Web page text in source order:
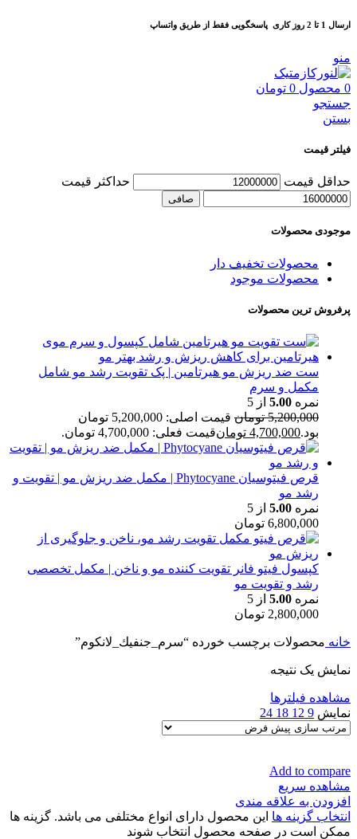
ارسال 1 تا 2 روز کاری پاسخگویی فقط از طریق واتساپ
منو
0 محصول 0 تومان
جستجو
بستن
فیلتر قیمت
حداقل قیمت حداكثر قيمت
صافی
موجودی محصولات
محصولات تخفیف دار
محصولات موجود
پرفروش ترین محصولات
ست ضد ریزش مو هیرتامین | پک تقویت رشد مو شامل
مکمل و سرم
نمره 5.00 از 5
5,200,000 تومان
قیمت اصلی: 5,200,000 تومان
بود.4,700,000 تومانقیمت فعلی: 4,700,000 تومان.
قرص فیتوسیان Phytocyane | مکمل ضد ریزش مو | تقویت و
رشد مو
نمره 5.00 از 5
6,800,000 تومان
کپسول فیتو فانر تقویت کننده مو و ناخن | مکمل تخصصی
رشد و تقویت مو
نمره 5.00 از 5
2,800,000 تومان
خانه محصولات برچسب خورده “سرم_جنفيك_لانكوم”
نمایش یک نتیجه
مشاهده فیلترها
نمایش 9
12
18
24
Add to compare
مشاهده سریع
افزودن به علاقه مندی
انتخاب گزینه ها این محصول دارای انواع مختلفی می باشد. گزینه ها
ممکن است در صفحه محصول انتخاب شوند